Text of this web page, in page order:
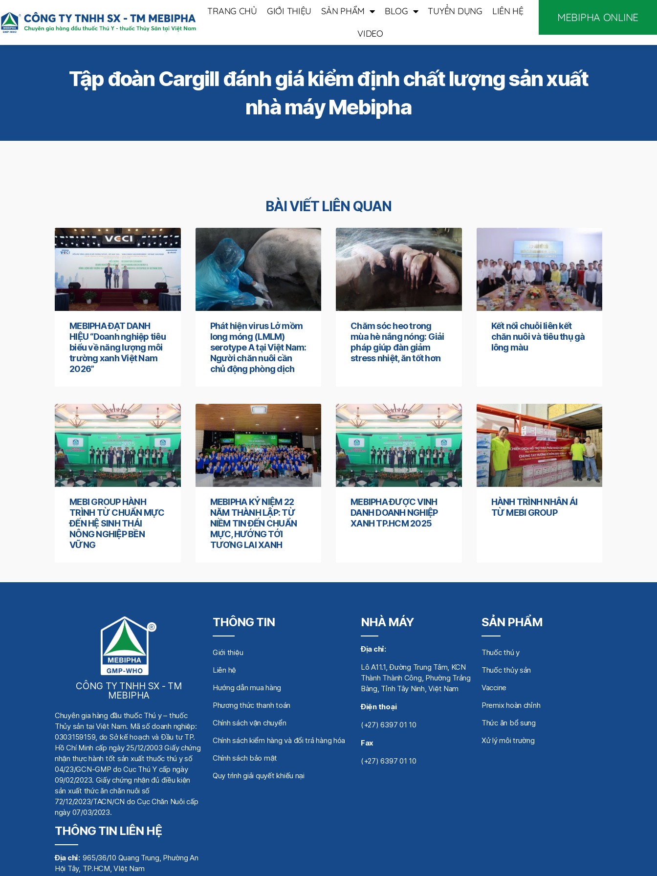
TRANG CHỦ GIỚI THIỆU SẢN PHẨM BLOG TUYỂN DỤNG
LIÊN HỆ
VIDEO
MEBIPHA ONLINE
Tập đoàn Cargill đánh giá kiểm định chất lượng sản xuất
nhà máy Mebipha
BÀI VIẾT LIÊN QUAN
MEBIPHA ĐẠT DANH
HIỆU “Doanh nghiệp tiêu
biểu về năng lượng môi
trường xanh Việt Nam
2026”
Phát hiện virus Lở mồm
long móng (LMLM)
serotype A tại Việt Nam:
Người chăn nuôi cần
chủ động phòng dịch
Chăm sóc heo trong
mùa hè nắng nóng: Giải
pháp giúp đàn giảm
stress nhiệt, ăn tốt hơn
Kết nối chuỗi liên kết
chăn nuôi và tiêu thụ gà
lông màu
MEBI GROUP HÀNH
TRÌNH TỪ CHUẨN MỰC
ĐẾN HỆ SINH THÁI
NÔNG NGHIỆP BỀN
VỮNG
MEBIPHA KỶ NIỆM 22
NĂM THÀNH LẬP: TỪ
NIỀM TIN ĐẾN CHUẨN
MỰC, HƯỚNG TỚI
TƯƠNG LAI XANH
MEBIPHA ĐƯỢC VINH
DANH DOANH NGHIỆP
XANH TP.HCM 2025
HÀNH TRÌNH NHÂN ÁI
TỪ MEBI GROUP
CÔNG TY TNHH SX - TM
MEBIPHA
Chuyên gia hàng đầu thuốc Thú y– thuốc
Thủy sản tại Việt Nam. Mã số doanh nghiệp:
0303159159, do Sở kế hoạch và Đầu tư TP.
Hồ Chí Minh cấp ngày 25/12/2003 Giấy chứng
nhận thực hành tốt sản xuất thuốc thú y số
04/23/GCN-GMP do Cục Thú Y cấp ngày
09/02/2023. Giấy chứng nhận đủ điều kiện
sản xuất thức ăn chăn nuôi số
72/12/2023/TACN/CN do Cục Chăn Nuôi cấp
ngày 07/03/2023.
THÔNG TIN LIÊN HỆ
Địa chỉ:965/36/10 Quang Trung, Phường An
Hội Tây, TP.HCM, VIệt Nam
THÔNG TIN
Giới thiệu
Liên hệ
Hướng dẫn mua hàng
Phương thức thanh toán
Chính sách vận chuyển
Chính sách kiểm hàng và đổi trả hàng hóa
Chính sách bảo mật
Quy trình giải quyết khiếu nại
NHÀ MÁY
Địa chỉ:
Lô A11.1, Đường Trung Tâm, KCN
Thành Thành Công, Phường Trảng
Bàng, Tỉnh Tây Ninh, Việt Nam
Điện thoại
(+27) 6397 01 10
Fax
(+27) 6397 01 10
SẢN PHẨM
Thuốc thú y
Thuốc thủy sản
Vaccine
Premix hoàn chỉnh
Thức ăn bổ sung
Xử lý môi trường